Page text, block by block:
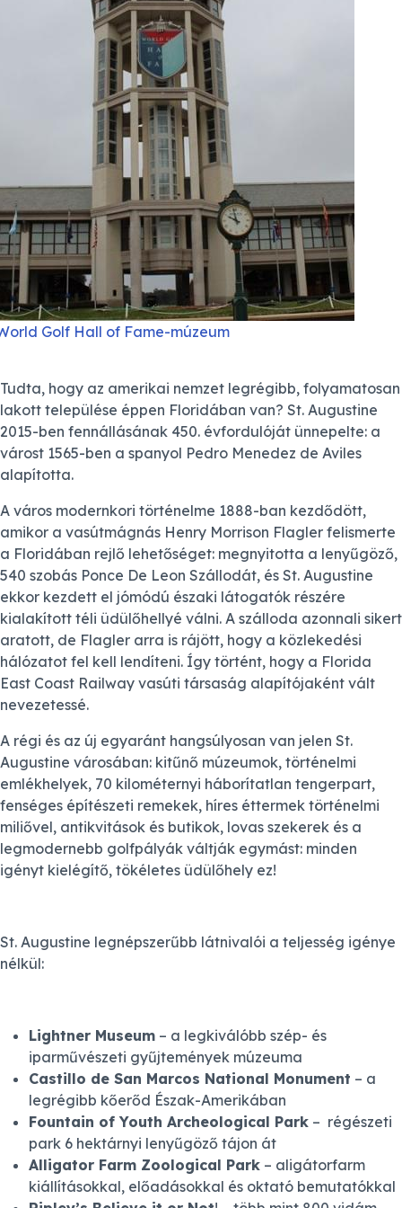
Golf Hall of Fame-múzeum
Tudta, hogy az amerikai nemzet legrégibb, folyamatosan
lakott települése éppen Floridában van? St. Augustine
2015-ben fennállásának 450. évfordulóját ünnepelte: a
várost 1565-ben a spanyol Pedro Menedez de Aviles
alapította.
A város modernkori történelme 1888-ban kezdődött,
amikor a vasútmágnás Henry Morrison Flagler felismerte
a Floridában rejlő lehetőséget: megnyitotta a lenyűgöző,
540 szobás Ponce De Leon Szállodát, és St. Augustine
ekkor kezdett el jómódú északi látogatók részére
kialakított téli üdülőhellyé válni. A szálloda azonnali sikert
aratott, de Flagler arra is rájött, hogy a közlekedési
hálózatot fel kell lendíteni. Így történt, hogy a Florida
East Coast Railway vasúti társaság alapítójaként vált
nevezetessé.
A régi és az új egyaránt hangsúlyosan van jelen St.
Augustine városában: kitűnő múzeumok, történelmi
emlékhelyek, 70 kilométernyi háborítatlan tengerpart,
fenséges építészeti remekek, híres éttermek történelmi
miliővel, antikvitások és butikok, lovas szekerek és a
legmodernebb golfpályák váltják egymást: minden
igényt kielégítő, tökéletes üdülőhely ez!
St. Augustine legnépszerűbb látnivalói a teljesség igénye
nélkül:
Lightner Museum – a legkiválóbb szép- és
iparművészeti gyűjtemények múzeuma
Castillo de San Marcos National Monument – a
legrégibb kőerőd Észak-Amerikában
Fountain of Youth Archeological Park – régészeti
park 6 hektárnyi lenyűgöző tájon át
Alligator Farm Zoological Park – aligátorfarm
kiállításokkal, előadásokkal és oktató bemutatókkal